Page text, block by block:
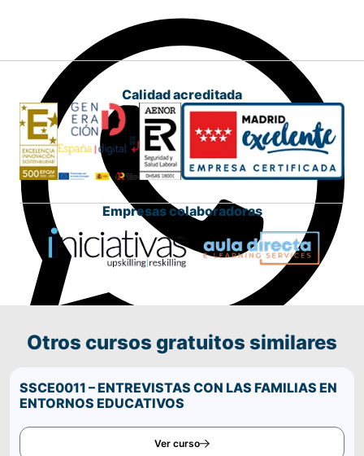
Calidad acreditada
Empresas colaboradoras
Otros cursos gratuitos similares
SSCE0011 – ENTREVISTAS CON LAS FAMILIAS EN
ENTORNOS EDUCATIVOS
Ver curso